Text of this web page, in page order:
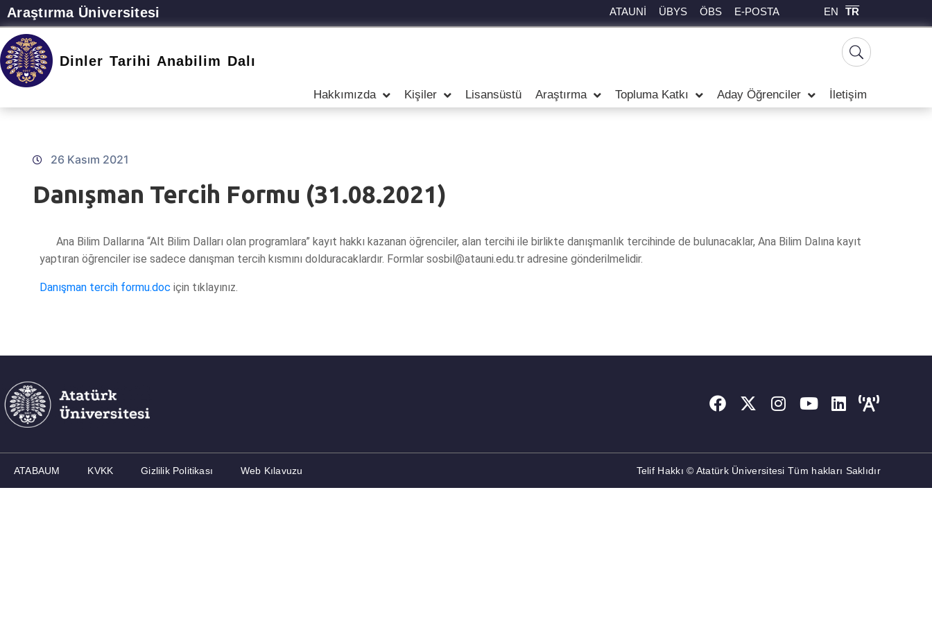
Araştırma Üniversitesi ATAUNİ ÜBYS ÖBS E-POSTA EN TR
Dinler Tarihi Anabilim Dalı
Hakkımızda Kişiler Lisansüstü Araştırma Topluma Katkı Aday Öğrenciler İletişim
26 Kasım 2021
Danışman Tercih Formu (31.08.2021)
Ana Bilim Dallarına “Alt Bilim Dalları olan programlara” kayıt hakkı kazanan öğrenciler, alan tercihi ile birlikte danışmanlık tercihinde de bulunacaklar, Ana Bilim Dalına kayıt
yaptıran öğrenciler ise sadece danışman tercih kısmını dolduracaklardır. Formlar sosbil@atauni.edu.tr adresine gönderilmelidir.
Danışman tercih formu.doc için tıklayınız.
ATABAUM KVKK Gizlilik Politikası Web Kılavuzu Telif Hakkı © Atatürk Üniversitesi Tüm hakları Saklıdır